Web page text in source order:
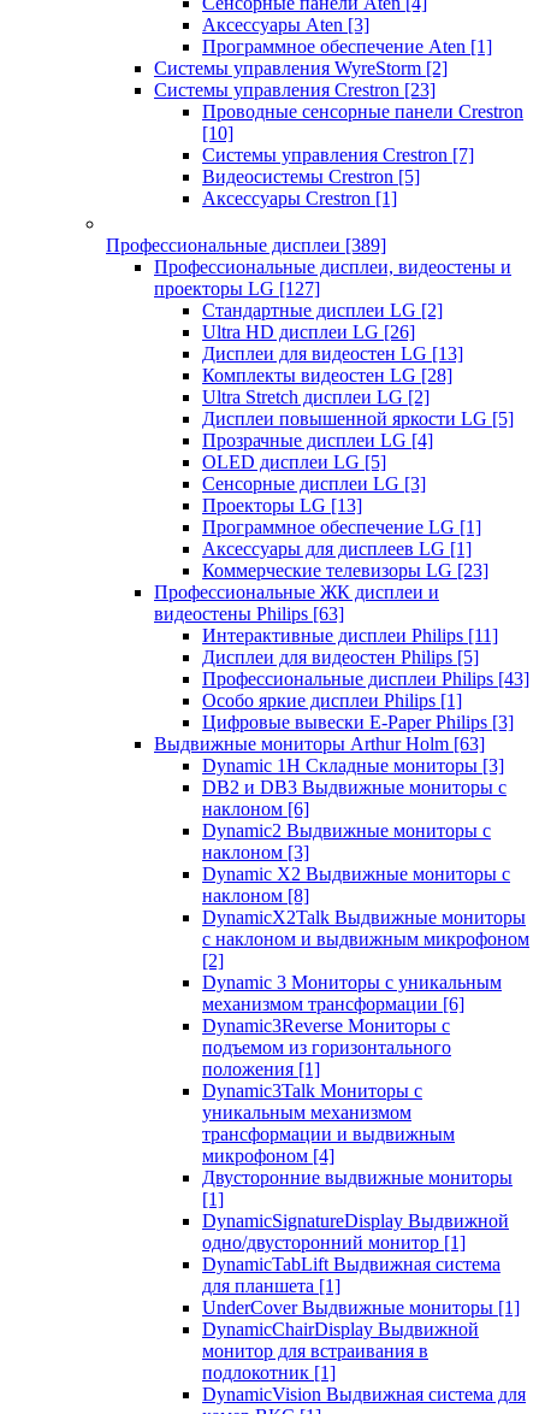
Аксессуары Aten [3]
Программное обеспечение Aten [1]
Системы управления WyreStorm [2]
Системы управления Crestron [23]
Проводные сенсорные панели Crestron
[10]
Системы управления Crestron [7]
Видеосистемы Crestron [5]
Аксессуары Crestron [1]
Профессиональные дисплеи [389]
Профессиональные дисплеи, видеостены и
проекторы LG [127]
Стандартные дисплеи LG [2]
Ultra HD дисплеи LG [26]
Дисплеи для видеостен LG [13]
Комплекты видеостен LG [28]
Ultra Stretch дисплеи LG [2]
Дисплеи повышенной яркости LG [5]
Прозрачные дисплеи LG [4]
OLED дисплеи LG [5]
Сенсорные дисплеи LG [3]
Проекторы LG [13]
Программное обеспечение LG [1]
Аксессуары для дисплеев LG [1]
Коммерческие телевизоры LG [23]
Профессиональные ЖК дисплеи и
видеостены Philips [63]
Интерактивные дисплеи Philips [11]
Дисплеи для видеостен Philips [5]
Профессиональные дисплеи Philips [43]
Особо яркие дисплеи Philips [1]
Цифровые вывески E-Paper Philips [3]
Выдвижные мониторы Arthur Holm [63]
Dynamic 1Н Складные мониторы [3]
DB2 и DB3 Выдвижные мониторы с
наклоном [6]
Dynamic2 Выдвижные мониторы с
наклоном [3]
Dynamic X2 Выдвижные мониторы с
наклоном [8]
DynamicX2Talk Выдвижные мониторы
с наклоном и выдвижным микрофоном
[2]
Dynamic 3 Мониторы с уникальным
механизмом трансформации [6]
Dynamic3Reverse Мониторы с
подъемом из горизонтального
положения [1]
Dynamic3Talk Мониторы с
уникальным механизмом
трансформации и выдвижным
микрофоном [4]
Двусторонние выдвижные мониторы
[1]
DynamicSignatureDisplay Выдвижной
одно/двусторонний монитор [1]
DynamicTabLift Выдвижная система
для планшета [1]
UnderCover Выдвижные мониторы [1]
DynamicChairDisplay Выдвижной
монитор для встраивания в
подлокотник [1]
DynamicVision Выдвижная система для